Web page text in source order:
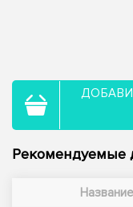
Рекомендуемые